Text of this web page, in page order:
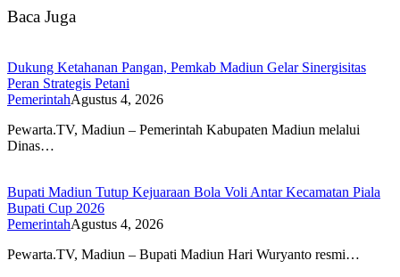
Baca Juga
Dukung Ketahanan Pangan, Pemkab Madiun Gelar Sinergisitas
Peran Strategis Petani
PemerintahAgustus 4, 2026
Pewarta.TV, Madiun – Pemerintah Kabupaten Madiun melalui
Dinas…
Bupati Madiun Tutup Kejuaraan Bola Voli Antar Kecamatan Piala
Bupati Cup 2026
PemerintahAgustus 4, 2026
Pewarta.TV, Madiun – Bupati Madiun Hari Wuryanto resmi…